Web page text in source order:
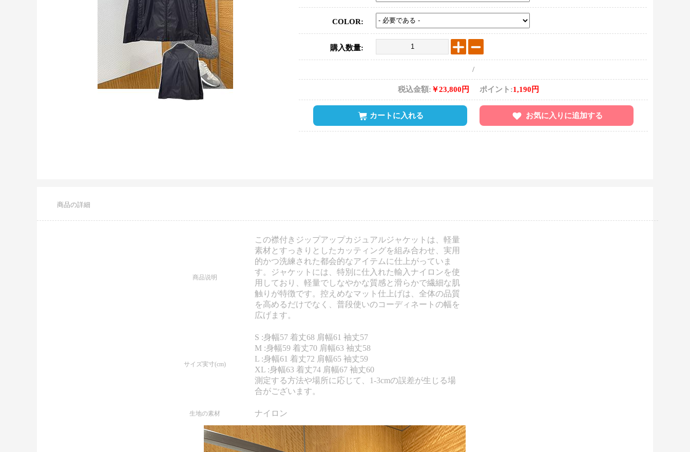
COLOR:
購入数量:
/
税込金額: ￥23,800円 ポイント:1,190円
カートに入れる お気に入りに追加する
商品の詳細
商品说明
この襟付きジップアップカジュアルジャケットは、軽量
素材とすっきりとしたカッティングを組み合わせ、実用
的かつ洗練された都会的なアイテムに仕上がっていま
す。ジャケットには、特別に仕入れた輸入ナイロンを使
用しており、軽量でしなやかな質感と滑らかで繊細な肌
触りが特徴です。控えめなマット仕上げは、全体の品質
を高めるだけでなく、普段使いのコーディネートの幅を
広げます。
サイズ実寸(cm)
S :身幅57 着丈68 肩幅61 袖丈57
M :身幅59 着丈70 肩幅63 袖丈58
L :身幅61 着丈72 肩幅65 袖丈59
XL :身幅63 着丈74 肩幅67 袖丈60
測定する方法や場所に応じて、1-3cmの誤差が生じる場
合がございます。
生地の素材 ナイロン